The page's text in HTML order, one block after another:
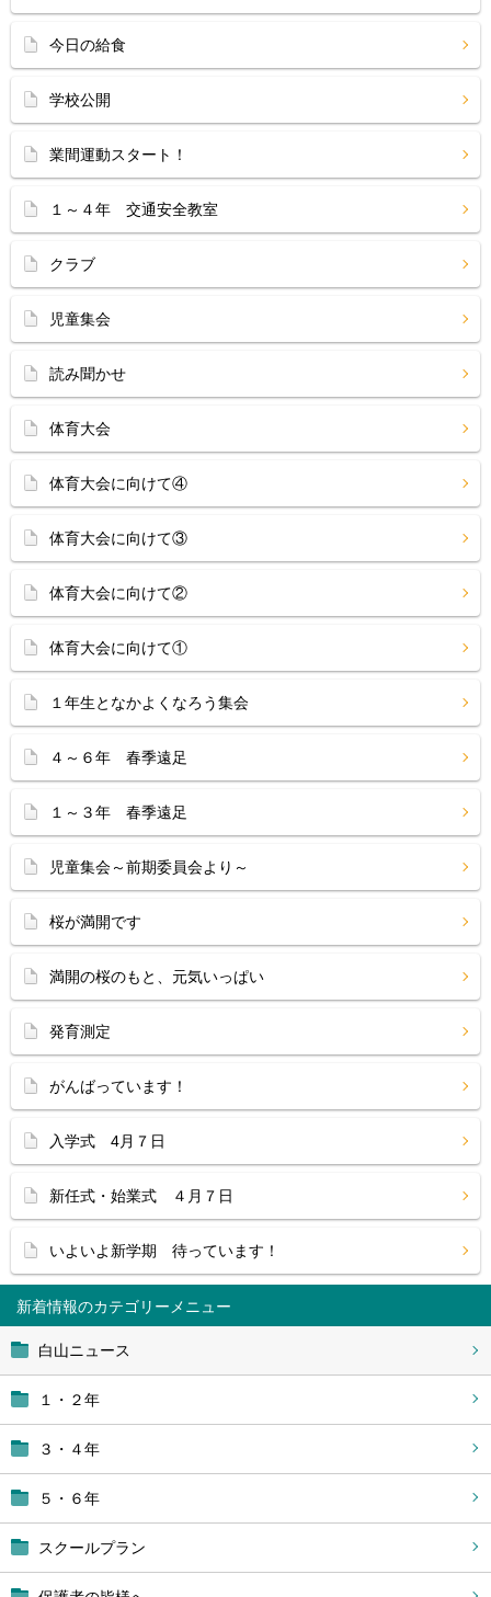
新着情報
白山ニュース
１・２年
３・４年
５・６年
スクールプラン
今日の給食
学校公開
業間運動スタート！
１～４年 交通安全教室
クラブ
児童集会
読み聞かせ
体育大会
体育大会に向けて④
体育大会に向けて③
体育大会に向けて②
体育大会に向けて①
１年生となかよくなろう集会
４～６年 春季遠足
１～３年 春季遠足
児童集会～前期委員会より～
桜が満開です
満開の桜のもと、元気いっぱい
発育測定
がんばっています！
入学式 4月７日
新任式・始業式 ４月７日
いよいよ新学期 待っています！